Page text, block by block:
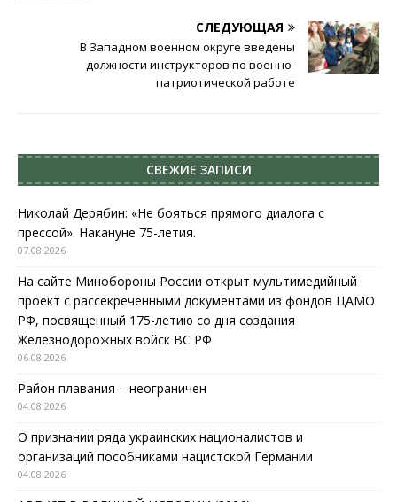
СЛЕДУЮЩАЯ
В Западном военном округе введены
должности инструкторов по военно-
патриотической работе
СВЕЖИЕ ЗАПИСИ
Николай Дерябин: «Не бояться прямого диалога с
прессой». Накануне 75-летия.
07.08.2026
На сайте Минобороны России открыт мультимедийный
проект с рассекреченными документами из фондов ЦАМО
РФ, посвященный 175-летию со дня создания
Железнодорожных войск ВС РФ
06.08.2026
Район плавания – неограничен
04.08.2026
О признании ряда украинских националистов и
организаций пособниками нацистской Германии
04.08.2026